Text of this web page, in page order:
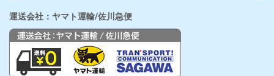
運送会社：ヤマト運輸/佐川急便